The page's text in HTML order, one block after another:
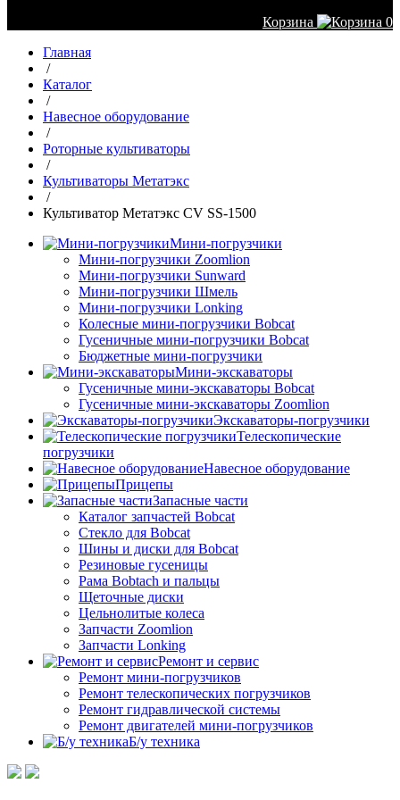
Корзина
0
Главная
/
Каталог
/
Навесное оборудование
/
Роторные культиваторы
/
Культиваторы Метатэкс
/
Культиватор Метатэкс CV SS-1500
Мини-погрузчики
Мини-погрузчики Zoomlion
Мини-погрузчики Sunward
Мини-погрузчики Шмель
Мини-погрузчики Lonking
Колесные мини-погрузчики Bobcat
Гусеничные мини-погрузчики Bobcat
Бюджетные мини-погрузчики
Мини-экскаваторы
Гусеничные мини-экскаваторы Bobcat
Гусеничные мини-экскаваторы Zoomlion
Экскаваторы-погрузчики
Телескопические
погрузчики
Навесное оборудование
Прицепы
Запасные части
Каталог запчастей Bobcat
Стекло для Bobcat
Шины и диски для Bobcat
Резиновые гусеницы
Рама Bobtach и пальцы
Щеточные диски
Цельнолитые колеса
Запчасти Zoomlion
Запчасти Lonking
Ремонт и сервис
Ремонт мини-погрузчиков
Ремонт телескопических погрузчиков
Ремонт гидравлической системы
Ремонт двигателей мини-погрузчиков
Б/у техника